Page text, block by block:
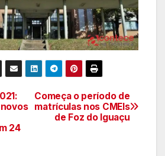
Começa o período de
matrículas nos CMEIs
de Foz do Iguaçu
novos
24